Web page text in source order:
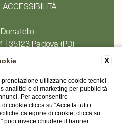
ACCESSIBILITÀ
| 35123 Padova (PD)
8750634
BLASTNESS
X
utilizzano cookie tecnici
analitici e di marketing per pubblicità
Per acconsentire
cookie clicca su “Accetta tutti i
categorie di cookie, clicca su
puoi invece chiudere il banner